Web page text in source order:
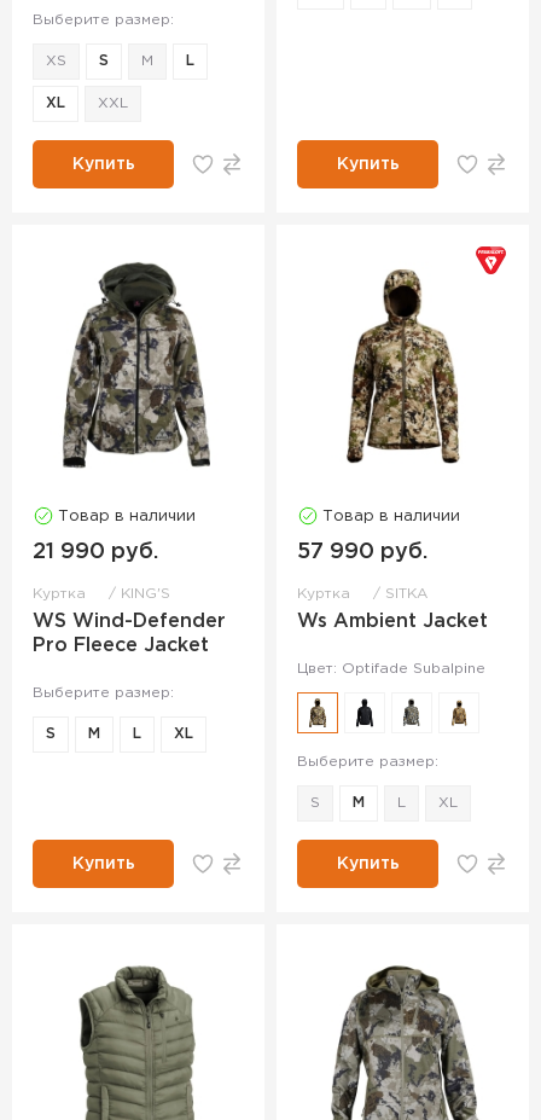
Выберите размер:
XS S M L
XL XXL
Купить Купить
Товар в наличии
21 990 руб.
Куртка KING'S
WS Wind-Defender
Pro Fleece Jacket
Выберите размер:
S M L XL
Купить
Товар в наличии
57 990 руб.
Куртка SITKA
Ws Ambient Jacket
Цвет: Optifade Subalpine
Выберите размер:
S M XL
Купить